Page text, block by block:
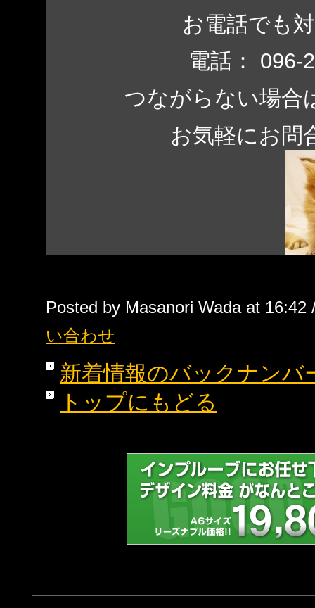
お電話でも
電話： 096-
つながらない場合
お気軽にお問
Posted by Masanori Wada at
い合わせ
新着情報のバックナンバ
トップにもどる